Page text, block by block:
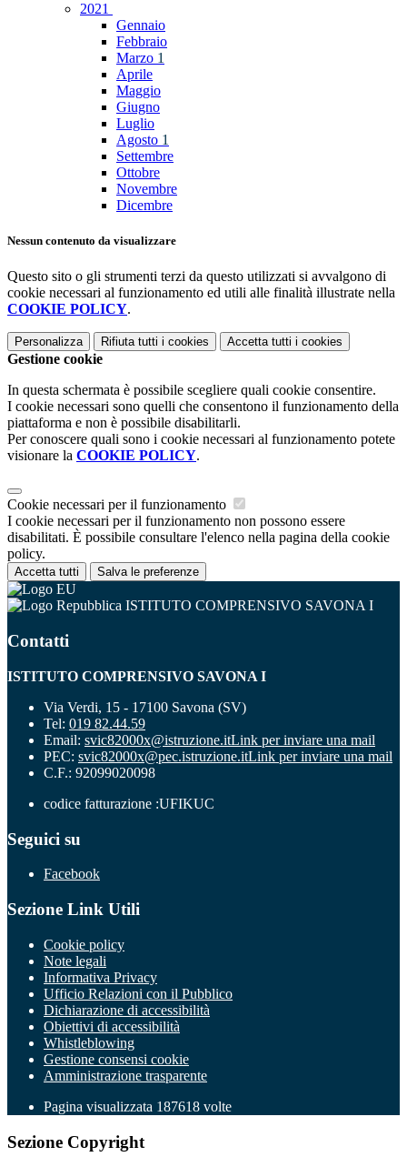
2021
Gennaio
Febbraio
Marzo 1
Aprile
Maggio
Giugno
Luglio
Agosto 1
Settembre
Ottobre
Novembre
Dicembre
Nessun contenuto da visualizzare
Questo sito o gli strumenti terzi da questo utilizzati si avvalgono di
cookie necessari al funzionamento ed utili alle finalità illustrate nella
COOKIE POLICY.
Personalizza Rifiuta tutti i cookies Accetta tutti i cookies
Gestione cookie
In questa schermata è possibile scegliere quali cookie consentire.
I cookie necessari sono quelli che consentono il funzionamento della
piattaforma e non è possibile disabilitarli.
Per conoscere quali sono i cookie necessari al funzionamento potete
visionare la COOKIE POLICY.
Cookie necessari per il funzionamento
I cookie necessari per il funzionamento non possono essere
disabilitati. È possibile consultare l'elenco nella pagina della cookie
policy.
Accetta tutti Salva le preferenze
ISTITUTO COMPRENSIVO SAVONA I
Contatti
ISTITUTO COMPRENSIVO SAVONA I
Via Verdi, 15 - 17100 Savona (SV)
Tel: 019 82.44.59
Email: svic82000x@istruzione.itLink per inviare una mail
PEC: svic82000x@pec.istruzione.itLink per inviare una mail
C.F.: 92099020098
codice fatturazione :UFIKUC
Seguici su
Facebook
Sezione Link Utili
Cookie policy
Note legali
Informativa Privacy
Ufficio Relazioni con il Pubblico
Dichiarazione di accessibilità
Obiettivi di accessibilità
Whistleblowing
Gestione consensi cookie
Amministrazione trasparente
Pagina visualizzata 187618 volte
Sezione Copyright